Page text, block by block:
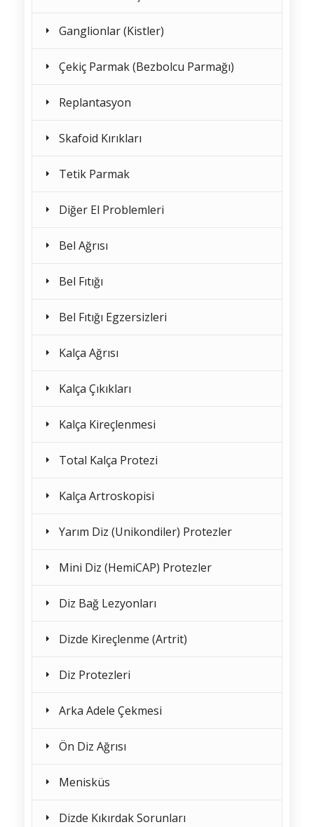
Ganglionlar (Kistler)
Çekiç Parmak (Bezbolcu Parmağı)
Replantasyon
Skafoid Kırıkları
Tetik Parmak
Diğer El Problemleri
Bel Ağrısı
Bel Fıtığı
Bel Fıtığı Egzersizleri
Kalça Ağrısı
Kalça Çıkıkları
Kalça Kireçlenmesi
Total Kalça Protezi
Kalça Artroskopisi
Yarım Diz (Unikondiler) Protezler
Mini Diz (HemiCAP) Protezler
Diz Bağ Lezyonları
Dizde Kireçlenme (Artrit)
Diz Protezleri
Arka Adele Çekmesi
Ön Diz Ağrısı
Menisküs
Dizde Kıkırdak Sorunları